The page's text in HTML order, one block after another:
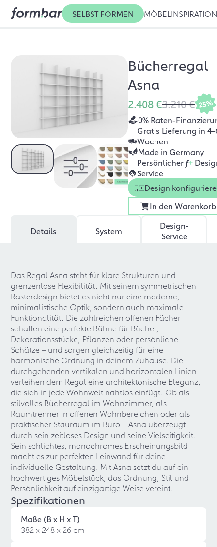
SELBST FORMEN MÖBEL INSPIRATION
Bücherregal
Asna
2.408 €3.210 € 25%
0% Raten-
Gratis Lieferung in 4-
Wochen
Made in Germany
Persönlicher f+
Service
Design
In den Warenkorb
Details System
Design-
Service
Das Regal Asna steht für klare Strukturen und
grenzenlose Flexibilität. Mit seinem symmetrischen
Rasterdesign bietet es nicht nur eine moderne,
minimalistische Optik, sondern auch maximale
Funktionalität. Die zahlreichen offenen Fächer
schaffen eine perfekte Bühne für Bücher,
Dekorationsstücke, Pflanzen oder persönliche
Schätze – und sorgen gleichzeitig für eine
harmonische Ordnung in deinem Zuhause. Die
durchgehenden vertikalen und horizontalen Linien
verleihen dem Regal eine architektonische Eleganz,
die sich in jede Wohnwelt nahtlos einfügt. Ob als
stilvolles Bücherregal im Wohnzimmer, als
Raumtrenner in offenen Wohnbereichen oder als
praktischer Stauraum im Büro – Asna überzeugt
durch sein zeitloses Design und seine Vielseitigkeit.
Sein schlichtes, monochromes Erscheinungsbild
macht es zur perfekten Leinwand für deine
individuelle Gestaltung. Mit Asna setzt du auf ein
hochwertiges Möbelstück, das Ordnung, Stil und
Persönlichkeit auf einzigartige Weise vereint.
Spezifikationen
Maße (B x H x T)
382 x 248 x 26 cm